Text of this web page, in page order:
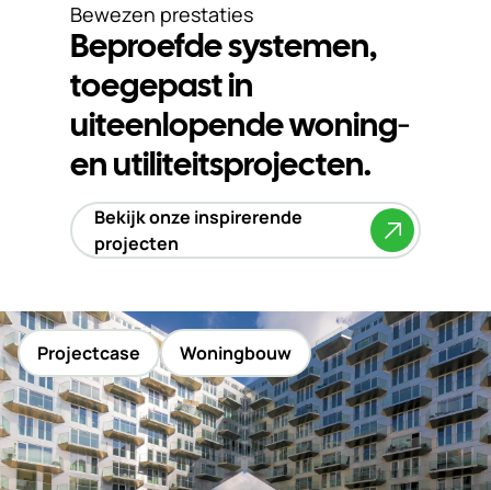
Bewezen prestaties
Beproefde systemen,
toegepast in
uiteenlopende woning‑
en utiliteitsprojecten.
Bekijk onze inspirerende
projecten
Projectcase Woningbouw